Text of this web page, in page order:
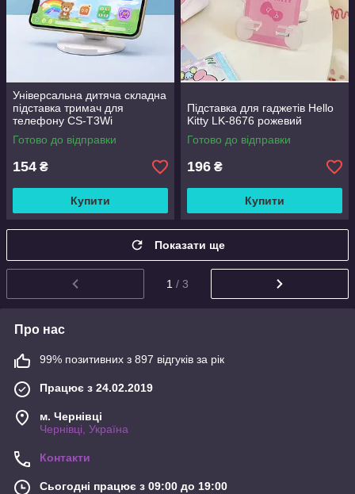
Універсальна дитяча складна
підставка тримач для
телефону CS-T3Wi
Готово до відправки
154 ₴
Купити
Підставка для гаджетів Hello
Kitty LK-8676 рожевий
Готово до відправки
196 ₴
Купити
Показати ще
1 / 3
Про нас
99% позитивних з 897 відгуків за рік
Працює з 24.02.2019
м. Чернівці
Чернівці, Україна
Контакти
Сьогодні працює з 09:00 до 19:00